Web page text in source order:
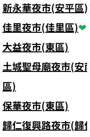
新永華夜市(安平區)
佳里夜市(佳里區)❤
大益夜市(東區)
土城聖母廟夜市(安南
區)
保華夜市(東區)
歸仁復興路夜市(歸仁